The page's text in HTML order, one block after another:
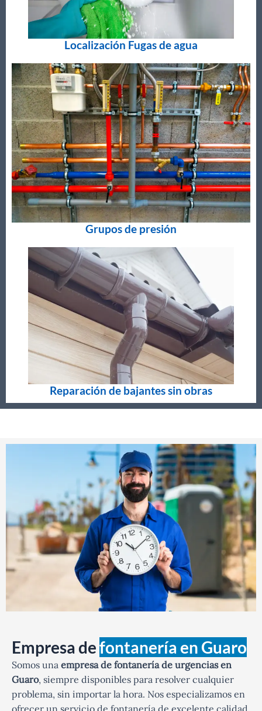
Localización Fugas de agua
Grupos de presión
Reparación de bajantes sin obras
Empresa defontanería en Guaro
Somos una empresa de fontanería de urgencias en
Guaro, siempre disponibles para resolver cualquier
problema, sin importar la hora. Nos especializamos en
ofrecer un servicio de fontanería de excelente calidad